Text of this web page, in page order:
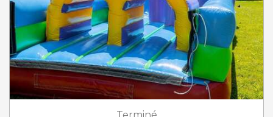
Terminé